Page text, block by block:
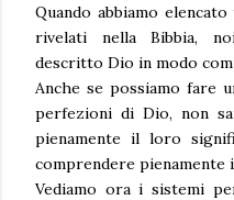
Quando abbiamo
rivelati nella Bibbia,
descritto Dio in modo
Anche se possiamo fare
perfezioni di Dio, non
pienamente il loro
comprendere pienamente
Vediamo ora i sistemi